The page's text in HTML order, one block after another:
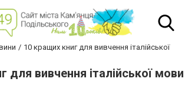
10 кращих книг для вивчення італійської
для вивчення італійської мови